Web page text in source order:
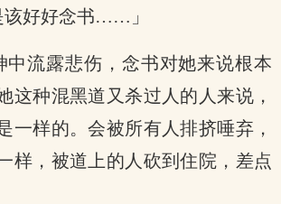
该好好念书……」
中流露悲伤，念书对她来说根本
这种混黑道又杀过人的人来说，
一样的。会被所有人排挤唾弃，
样，被道上的人砍到住院，差点